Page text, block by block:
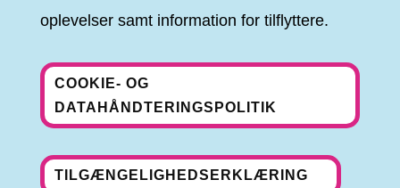
oplevelser samt information for tilflyttere.
COOKIE- OG
DATAHÅNDTERINGSPOLITIK
TILGÆNGELIGHEDSERKLÆRING